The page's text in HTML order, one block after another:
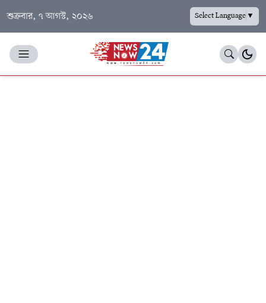
শুক্রবার, ৭ আগস্ট, ২০২৬ Select Language▼